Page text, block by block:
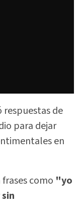
de
para dejar
en
como "yo